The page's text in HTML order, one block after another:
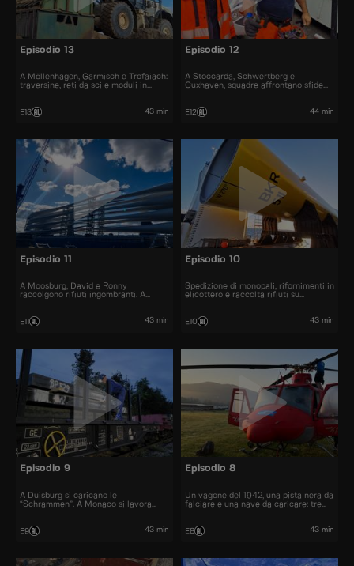
Episodio 13
A Möllenhagen, Garmisch e Trofaiach:
traversine, reti da sci e moduli in
E13 43 min
Episodio 12
A Stoccarda, Schwertberg e
Cuxhaven, squadre affrontano sfide
E12 44 min
Episodio 11
A Moosburg, David e Ronny
raccolgono rifiuti ingombranti. A
Boeing 777 con un cane anti-
E11 43 min
Episodio 10
Spedizione di monopali, rifornimenti in
elicottero e raccolta rifiuti su
E10 43 min
Episodio 9
A Duisburg si caricano le
“Schrammen”. A Monaco si lavora
E9 43 min
Episodio 8
Un vagone del 1942, una pista nera da
falciare e una nave da caricare: tre
E8 43 min